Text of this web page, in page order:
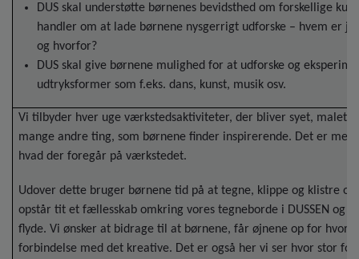
DUS skal understøtte børnenes bevidsthed om forskellige
handler om at lade børnene nysgerrigt udforske – hvem er
og hvorfor?
DUS skal give børnene mulighed for at udforske og
udtryksformer som f.eks. dans, kunst, musik osv.
Vi tilbyder hver uge værkstedsaktiviteter, der bliver syet, malet
mange andre ting, som børnene finder inspirerende. Det er
hvad der foregår på værkstedet.
Udover dette bruger børnene tid på at tegne, klippe og klistre
opstår tit et fællesskab omkring vores tegneborde i DUSSEN og
flyde. Vi ønsker at bidrage til at børnene, får øjnene op for hvor
forbindelse med det kreative. Det er også her vi ser hvor stor